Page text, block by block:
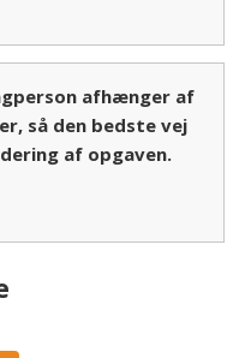
afhænger af
så den bedste vej
af opgaven.